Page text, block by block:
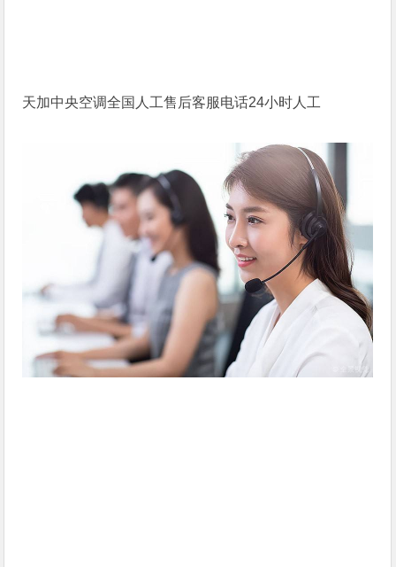
天加中央空调全国人工售后客服电话24小时人工